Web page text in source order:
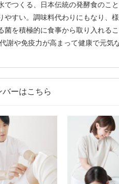
つくる、日本伝統の発酵食のこ
すい。調味料代わりにもなり、様
を積極的に食事から取り入れる
謝や免疫力が高まって健康で元気
ーはこちら